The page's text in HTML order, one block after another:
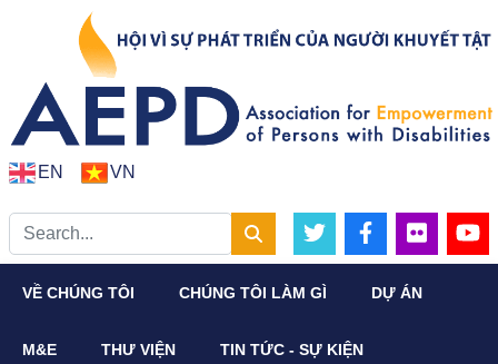
EN VN
VỀ CHÚNG TÔI CHÚNG TÔI LÀM GÌ DỰ ÁN
M&E THƯ VIỆN TIN TỨC - SỰ KIỆN